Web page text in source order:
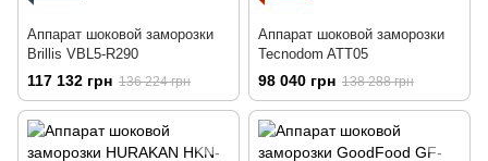
Аппарат шоковой заморозки
Brillis VBL5-R290
117 132 грн 136 224 грн
Аппарат шоковой заморозки
Tecnodom ATT05
98 040 грн 138 288 грн